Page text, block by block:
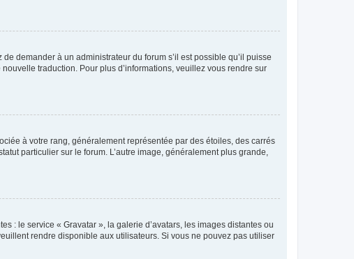
demander à un administrateur du forum s’il est possible qu’il puisse
traduction. Pour plus d’informations, veuillez vous rendre sur
à votre rang, généralement représentée par des étoiles, des carrés
particulier sur le forum. L’autre image, généralement plus grande,
: le service « Gravatar », la galerie d’avatars, les images distantes ou
rendre disponible aux utilisateurs. Si vous ne pouvez pas utiliser